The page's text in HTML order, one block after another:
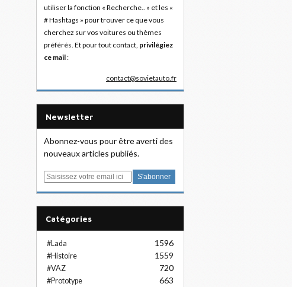
utiliser la fonction « Recherche.. » et les «
# Hashtags » pour trouver ce que vous
cherchez sur vos voitures ou thèmes
préférés. Et pour tout contact, privilégiez
ce mail:
contact@sovietauto.fr
Newsletter
Abonnez-vous pour être averti des
nouveaux articles publiés.
E
Catégories
#Lada 1596
#Histoire 1559
#VAZ 720
#Prototype 663